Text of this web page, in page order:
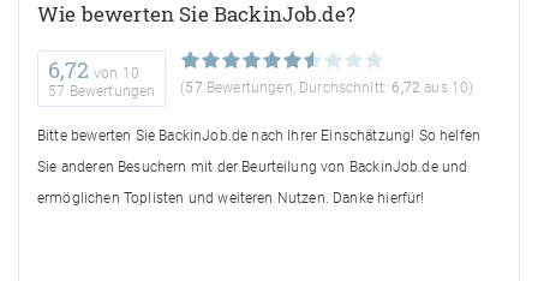
Wie bewerten Sie BackinJob.de?
6,72 von 10
57 Bewertungen
(57 Bewertungen, Durchschnitt: 6,72aus 10)
Bitte bewerten Sie BackinJob.de nach Ihrer Einschätzung! So helfen
Sie anderen Besuchern mit der Beurteilung von BackinJob.de und
ermöglichen Toplisten und weiteren Nutzen. Danke hierfür!